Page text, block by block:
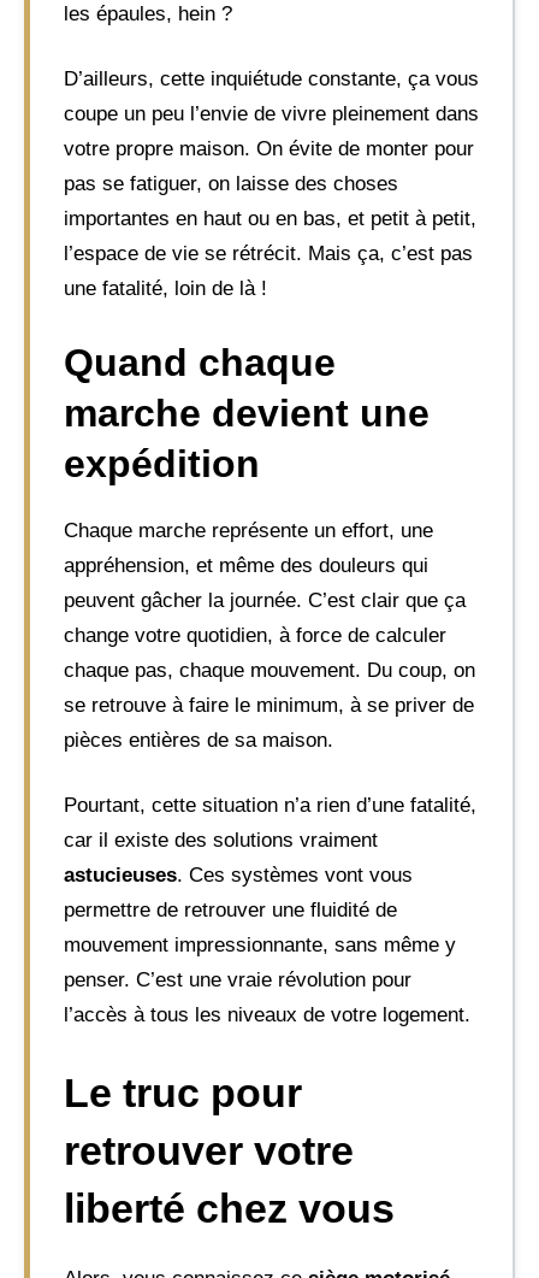
les épaules, hein ?
D’ailleurs, cette inquiétude constante, ça vous
coupe un peu l’envie de vivre pleinement dans
votre propre maison. On évite de monter pour
pas se fatiguer, on laisse des choses
importantes en haut ou en bas, et petit à petit,
l’espace de vie se rétrécit. Mais ça, c’est pas
une fatalité, loin de là !
Quand chaque
marche devient une
expédition
Chaque marche représente un effort, une
appréhension, et même des douleurs qui
peuvent gâcher la journée. C’est clair que ça
change votre quotidien, à force de calculer
chaque pas, chaque mouvement. Du coup, on
se retrouve à faire le minimum, à se priver de
pièces entières de sa maison.
Pourtant, cette situation n’a rien d’une fatalité,
car il existe des solutions vraiment
astucieuses. Ces systèmes vont vous
permettre de retrouver une fluidité de
mouvement impressionnante, sans même y
penser. C’est une vraie révolution pour
l’accès à tous les niveaux de votre logement.
Le truc pour
retrouver votre
liberté chez vous